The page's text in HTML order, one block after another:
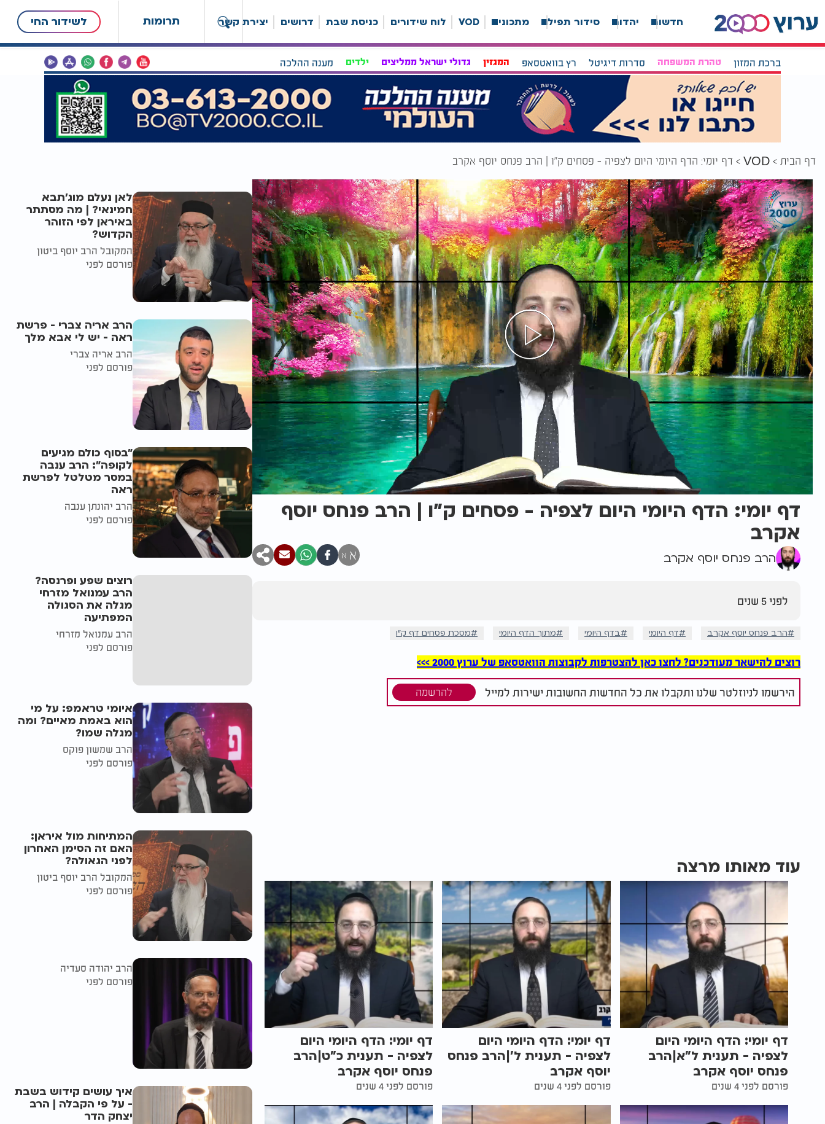
תרומות לשידור החי חדשות יהדות סידור תפילה מתכונים VOD לוח שידורים כניסת שבת דרושים יצירת קשר
ברכת המזון טהרת המשפחה סדרות דיגיטל רץ בוואטסאפ המגזין גדולי ישראל ממליצים ילדים מענה ההלכה
דף הבית VOD דף יומי: הדף היומי היום לצפיה - פסחים ק"ו | הרב פנחס יוסף אקרב
דף יומי: הדף היומי היום לצפיה - פסחים ק"ו | הרב פנחס יוסף
אקרב
הרב פנחס יוסף אקרב א א
לפני 5 שנים
הרב פנחס יוסף אקרב דף היומי בדף היומי מתוך הדף היומי מסכת פסחים דף ק"ו
רוצים להישאר מעודכנים? לחצו כאן להצטרפות לקבוצות הוואטסאפ של ערוץ 2000 >>>
הירשמו לניוזלטר שלנו ותקבלו את כל החדשות החשובות ישירות למייל להרשמה
עוד מאותו מרצה
דף יומי: הדף היומי היום
לצפיה - תענית ל"א|הרב
פנחס יוסף אקרב
פורסם לפני 4 שנים
דף יומי: הדף היומי היום
לצפיה - תענית ל'|הרב פנחס
יוסף אקרב
פורסם לפני 4 שנים
דף יומי: הדף היומי היום
לצפיה - תענית כ"ט|הרב
פנחס יוסף אקרב
פורסם לפני 4 שנים
לאן נעלם מוג'תבא
חמינאי? | מה מסתתר
באיראן לפי הזוהר
הקדוש?
המקובל הרב יוסף ביטון
פורסם לפני
הרב אריה צברי - פרשת
ראה - יש לי אבא מלך
הרב אריה צברי
פורסם לפני
"בסוף כולם מגיעים
לקופה": הרב ענבה
במסר מטלטל לפרשת
ראה
הרב יהונתן ענבה
פורסם לפני
רוצים שפע ופרנסה?
הרב עמנואל מזרחי
מגלה את הסגולה
המפתיעה
הרב עמנואל מזרחי
פורסם לפני
איומי טראמפ: על מי
הוא באמת מאיים? ומה
מגלה שמו?
הרב שמשון פוקס
פורסם לפני
המתיחות מול איראן:
האם זה הסימן האחרון
לפני הגאולה?
המקובל הרב יוסף ביטון
פורסם לפני
הרב יהודה סעדיה
פורסם לפני
איך עושים קידוש בשבת
- על פי הקבלה | הרב
יצחק הדר